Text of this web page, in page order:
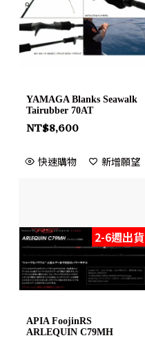
YAMAGA Blanks Seawalk
Tairubber 70AT
NT$8,600
快速購物 新增願望
2-6週出貨
APIA FoojinRS
ARLEQUIN C79MH